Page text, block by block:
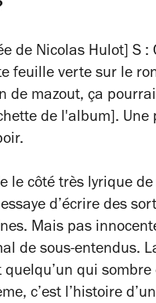
de Nicolas Hulot] S :
feuille verte sur le
de mazout, ça
de l'album]. Une
le côté très lyrique de
d’écrire des
Mais pas
de sous-entendus.
quelqu’un qui
c’est l’histoire